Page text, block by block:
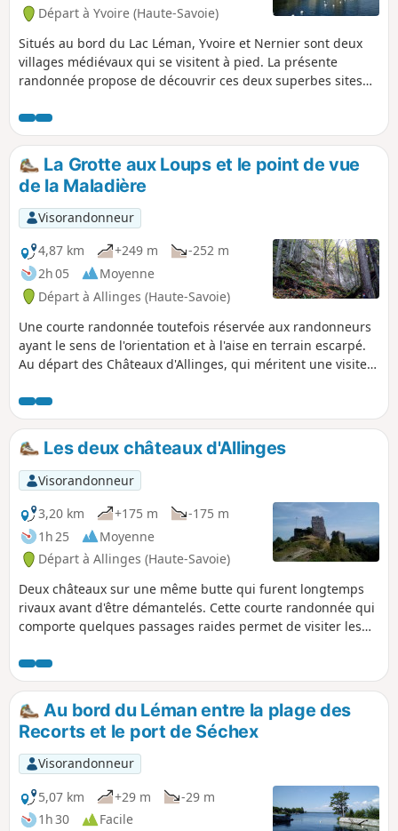
Départ à Yvoire (Haute-Savoie)
Situés au bord du Lac Léman, Yvoire et Nernier sont deux
villages médiévaux qui se visitent à pied. La présente
randonnée propose de découvrir ces deux superbes sites
promenade proposée ici en aller et retour mais qui, en été,
peut s'effectuer en aller simple avec un retour par bateau.
La Grotte aux Loups et le point de vue
de la Maladière
Visorandonneur
4,87 km
+249 m
-252 m
2h 05
Moyenne
Départ à Allinges (Haute-Savoie)
Une courte randonnée toutefois réservée aux randonneurs
ayant le sens de l'orientation et à l'aise en terrain escarpé.
Au départ des Châteaux d'Allinges, qui méritent une visite,
aménagé permet d'atteindre la Grotte aux Loups dans un
cadre sauvage. Au-dessus de la grotte, le point de vue de la
Maladière offre un beau panorama sur le Léman.
Les deux châteaux d'Allinges
Visorandonneur
3,20 km
+175 m
-175 m
1h 25
Moyenne
Départ à Allinges (Haute-Savoie)
Deux châteaux sur une même butte qui furent longtemps
rivaux avant d'être démantelés. Cette courte randonnée qui
comporte quelques passages raides permet de visiter les
et de bénéficier d'un vaste panorama sur le Léman. Une
variante plus courte encore évite l'essentiel du dénivelé.
Au bord du Léman entre la plage des
Recorts et le port de Séchex
Visorandonneur
5,07 km
+29 m
-29 m
1h 30
Facile